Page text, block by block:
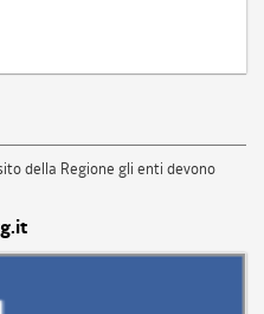
della Regione gli enti devono